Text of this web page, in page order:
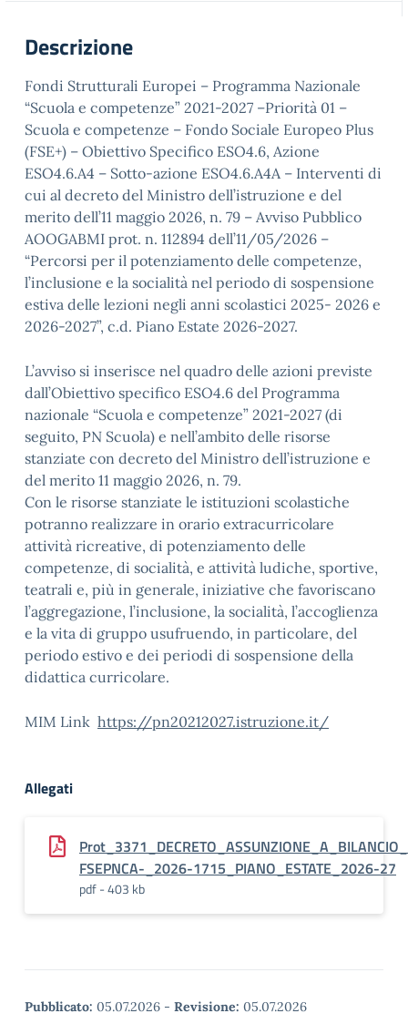
Descrizione
Fondi Strutturali Europei – Programma Nazionale
“Scuola e competenze” 2021-2027 –Priorità 01 –
Scuola e competenze – Fondo Sociale Europeo Plus
(FSE+) – Obiettivo Specifico ESO4.6, Azione
ESO4.6.A4 – Sotto-azione ESO4.6.A4A – Interventi di
cui al decreto del Ministro dell’istruzione e del
merito dell’11 maggio 2026, n. 79 – Avviso Pubblico
AOOGABMI prot. n. 112894 dell’11/05/2026 –
“Percorsi per il potenziamento delle competenze,
l’inclusione e la socialità nel periodo di sospensione
estiva delle lezioni negli anni scolastici 2025- 2026 e
2026-2027”, c.d. Piano Estate 2026-2027.
L’avviso si inserisce nel quadro delle azioni previste
dall’Obiettivo specifico ESO4.6 del Programma
nazionale “Scuola e competenze” 2021-2027 (di
seguito, PN Scuola) e nell’ambito delle risorse
stanziate con decreto del Ministro dell’istruzione e
del merito 11 maggio 2026, n. 79.
Con le risorse stanziate le istituzioni scolastiche
potranno realizzare in orario extracurricolare
attività ricreative, di potenziamento delle
competenze, di socialità, e attività ludiche, sportive,
teatrali e, più in generale, iniziative che favoriscano
l’aggregazione, l’inclusione, la socialità, l’accoglienza
e la vita di gruppo usufruendo, in particolare, del
periodo estivo e dei periodi di sospensione della
didattica curricolare.
MIM Link https://pn20212027.istruzione.it/
Allegati
FSEPNCA-_2026-1715_PIANO_ESTATE_2026-27
pdf - 403 kb
Pubblicato: 05.07.2026 - Revisione: 05.07.2026